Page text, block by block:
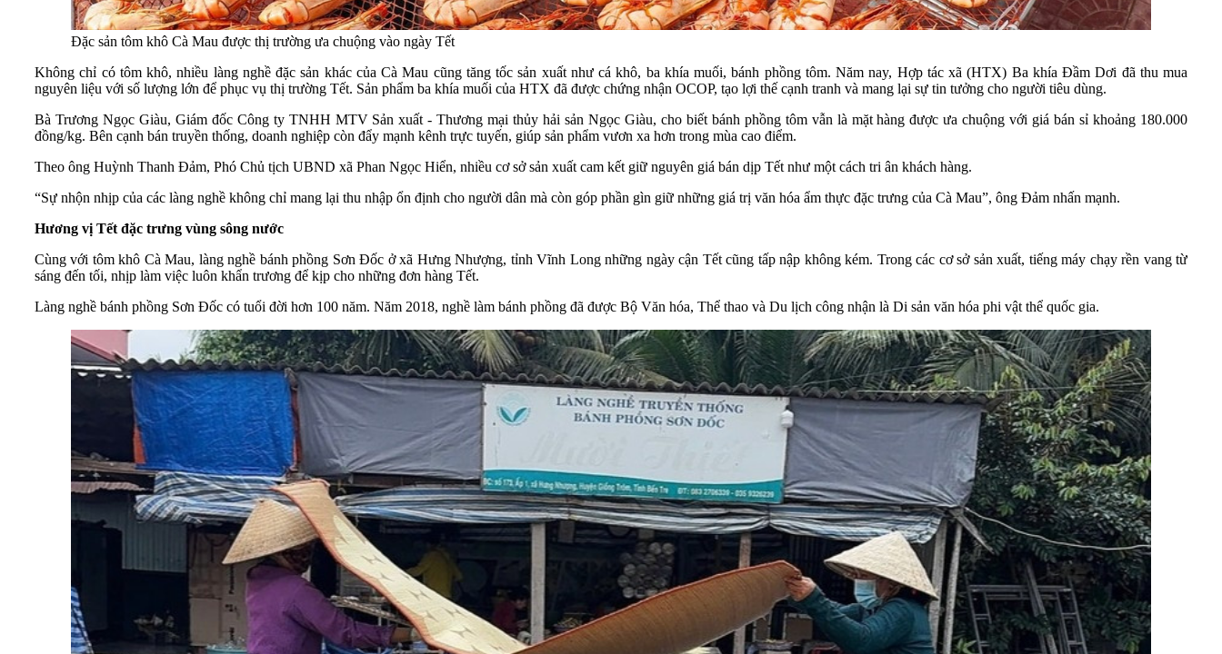
Đặc sản tôm khô Cà Mau được thị trường ưa chuộng vào ngày Tết
Không chỉ có tôm khô, nhiều làng nghề đặc sản khác của Cà Mau cũng tăng tốc sản xuất như cá khô, ba khía muối, bánh phồng tôm. Năm nay, Hợp tác xã (HTX) Ba khía Đầm Dơi đã thu mua
nguyên liệu với số lượng lớn để phục vụ thị trường Tết. Sản phẩm ba khía muối của HTX đã được chứng nhận OCOP, tạo lợi thế cạnh tranh và mang lại sự tin tưởng cho người tiêu dùng.
Bà Trương Ngọc Giàu, Giám đốc Công ty TNHH MTV Sản xuất - Thương mại thủy hải sản Ngọc Giàu, cho biết bánh phồng tôm vẫn là mặt hàng được ưa chuộng với giá bán sỉ khoảng 180.000
đồng/kg. Bên cạnh bán truyền thống, doanh nghiệp còn đẩy mạnh kênh trực tuyến, giúp sản phẩm vươn xa hơn trong mùa cao điểm.
Theo ông Huỳnh Thanh Đảm, Phó Chủ tịch UBND xã Phan Ngọc Hiển, nhiều cơ sở sản xuất cam kết giữ nguyên giá bán dịp Tết như một cách tri ân khách hàng.
“Sự nhộn nhịp của các làng nghề không chỉ mang lại thu nhập ổn định cho người dân mà còn góp phần gìn giữ những giá trị văn hóa ẩm thực đặc trưng của Cà Mau”, ông Đảm nhấn mạnh.
Hương vị Tết đặc trưng vùng sông nước
Cùng với tôm khô Cà Mau, làng nghề bánh phồng Sơn Đốc ở xã Hưng Nhượng, tỉnh Vĩnh Long những ngày cận Tết cũng tấp nập không kém. Trong các cơ sở sản xuất, tiếng máy chạy rền vang từ
sáng đến tối, nhịp làm việc luôn khẩn trương để kịp cho những đơn hàng Tết.
Làng nghề bánh phồng Sơn Đốc có tuổi đời hơn 100 năm. Năm 2018, nghề làm bánh phồng đã được Bộ Văn hóa, Thể thao và Du lịch công nhận là Di sản văn hóa phi vật thể quốc gia.